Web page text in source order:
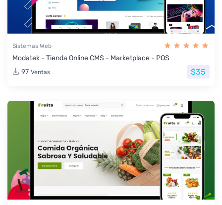
Sistemas Web
Modatek - Tienda Online CMS - Marketplace - POS
97 Ventas $35